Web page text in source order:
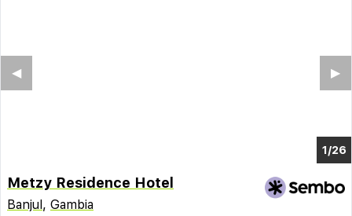
1/20
▶︎
◀︎
Metzy Residence Hotel
Banjul, Gambia